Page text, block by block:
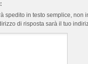
spedito in testo semplice, non
di risposta sarà il tuo